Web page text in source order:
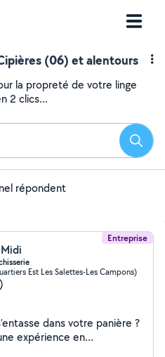
(06) et alentours
la propreté de votre linge
2 clics...
répondent
Entreprise
Est Les Salettes-Les Campons)
dans votre panière ?